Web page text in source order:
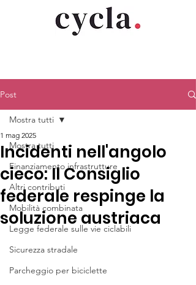
Post
Mostra tutti
Finanziamento infrastrutture
Altri contributi
Mobilità combinata
Legge federale sulle vie ciclabili
Sicurezza stradale
Parcheggio per biciclette
Mostra tutti
Incidenti nell'angolo
cieco: Il Consiglio
federale respinge la
soluzione austriaca
1 mag 2025